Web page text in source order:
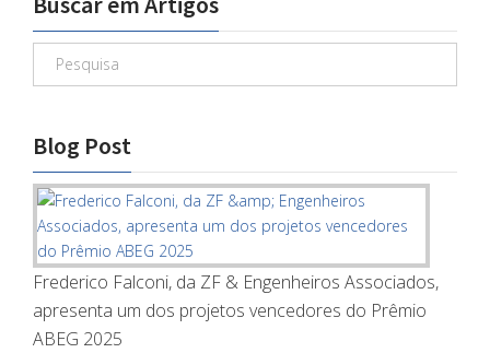
Blog Post
Frederico Falconi, da ZF & Engenheiros Associados,
apresenta um dos projetos vencedores do Prêmio
ABEG 2025